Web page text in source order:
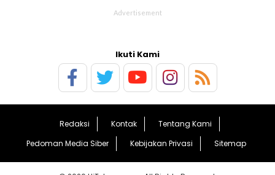
Ikuti Kami
Redaksi Kontak
Tentang Kami
Pedoman Media Siber
Kebijakan Privasi Sitemap